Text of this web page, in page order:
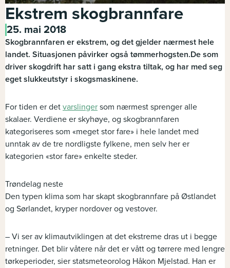
Ekstrem skogbrannfare
25. mai 2018
Skogbrannfaren er ekstrem, og det gjelder nærmest hele
landet. Situasjonen påvirker også tømmerhogsten.De som
driver skogdrift har satt i gang ekstra tiltak, og har med seg
eget slukkeutstyr i skogsmaskinene.
For tiden er det varslinger som nærmest sprenger alle
skalaer. Verdiene er skyhøye, og skogbrannfaren
kategoriseres som «meget stor fare» i hele landet med
unntak av de tre nordligste fylkene, men selv her er
kategorien «stor fare» enkelte steder.
Trøndelag neste
Den typen klima som har skapt skogbrannfare på Østlandet
og Sørlandet, kryper nordover og vestover.
– Vi ser av klimautviklingen at det ekstreme dras ut i begge
retninger. Det blir våtere når det er vått og tørrere med lengre
tørkeperioder, sier statsmeteorolog Håkon Mjelstad. Han er